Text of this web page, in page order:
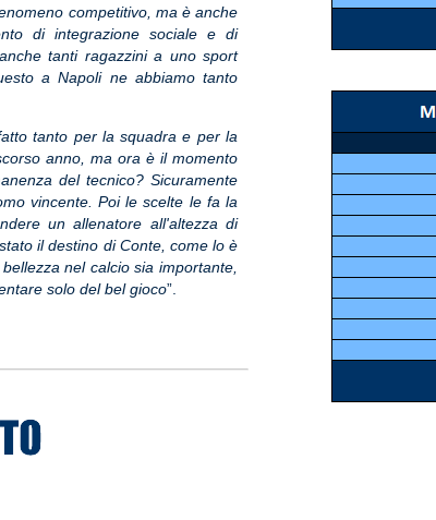
competitivo, ma è anche
di integrazione sociale e di
tanti ragazzini a uno sport
a Napoli ne abbiamo tanto
tanto per la squadra e per la
anno, ma ora è il momento
del tecnico? Sicuramente
vincente. Poi le scelte le fa la
un allenatore all'altezza di
il destino di Conte, come lo è
nel calcio sia importante,
solo del bel gioco”.